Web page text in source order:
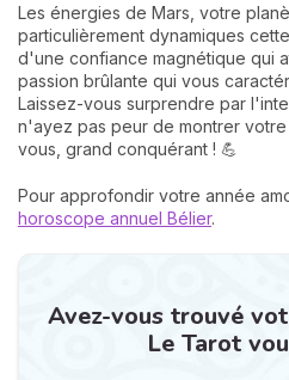
Les énergies de Mars, votre
particulièrement dynamiques
d'une confiance magnétique qui
passion brûlante qui vous
Laissez-vous surprendre par
n'ayez pas peur de montrer votre
vous, grand conquérant ! 💪
Pour approfondir votre année
horoscope annuel Bélier.
Avez-vous trouvé
Le Tarot